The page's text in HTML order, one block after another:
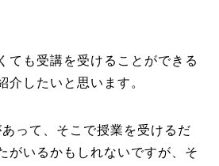
ても受講を受けることができる
介したいと思います。
って、そこで授業を受けるだ
がいるかもしれないですが、そ